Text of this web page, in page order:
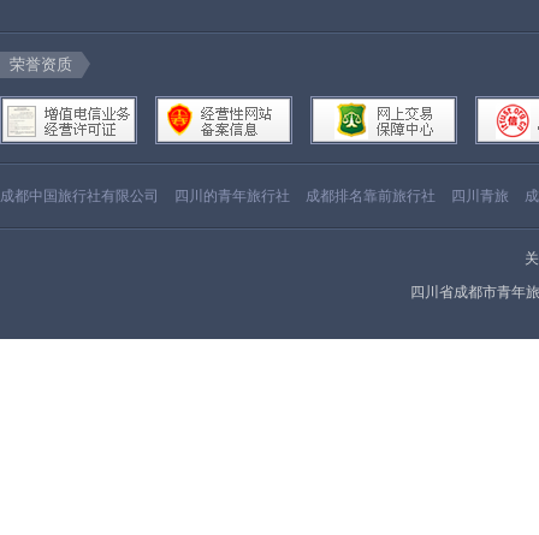
荣誉资质
成都中国旅行社有限公司 四川的青年旅行社 成都排名靠前旅行社 四川青旅
四川省成都市青年